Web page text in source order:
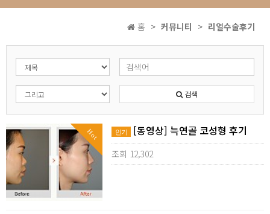
홈 커뮤니티 리얼수술후기
검색
Hot 인기 [동영상] 늑연골 코성형 후기
조회 12,302